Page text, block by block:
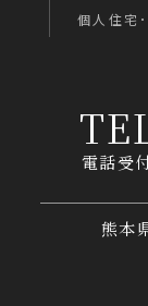
個人住宅
電話受
熊本